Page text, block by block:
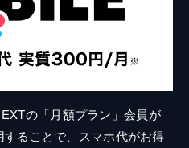
の「月額プラン」会員が
ることで、スマホ代がお得